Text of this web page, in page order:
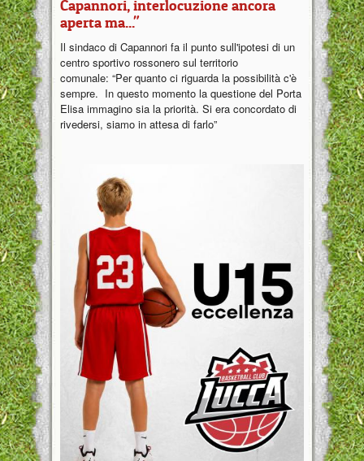
Capannori, interlocuzione ancora
aperta ma..."
Il sindaco di Capannori fa il punto sull'ipotesi di un
centro sportivo rossonero sul territorio
comunale: “Per quanto ci riguarda la possibilità c'è
sempre. In questo momento la questione del Porta
Elisa immagino sia la priorità. Si era concordato di
rivedersi, siamo in attesa di farlo”